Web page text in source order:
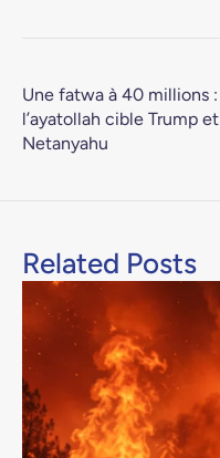
Une fatwa à 40 millions :
l’ayatollah cible Trump et
Netanyahu
Related Posts